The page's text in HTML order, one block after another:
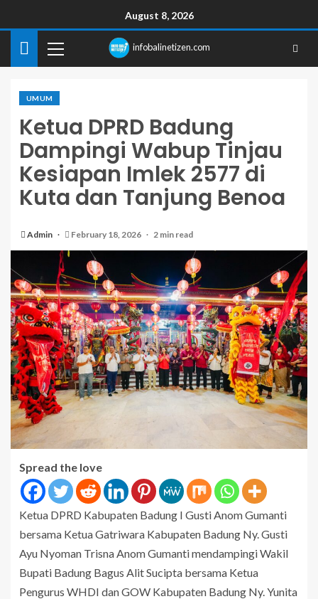
August 8, 2026
infobalinetizen.com
UMUM
Ketua DPRD Badung
Dampingi Wabup Tinjau
Kesiapan Imlek 2577 di
Kuta dan Tanjung Benoa
Admin February 18, 2026 2 min read
Spread the love
Ketua DPRD Kabupaten Badung I Gusti Anom Gumanti
bersama Ketua Gatriwara Kabupaten Badung Ny. Gusti
Ayu Nyoman Trisna Anom Gumanti mendampingi Wakil
Bupati Badung Bagus Alit Sucipta bersama Ketua
Pengurus WHDI dan GOW Kabupaten Badung Ny. Yunita